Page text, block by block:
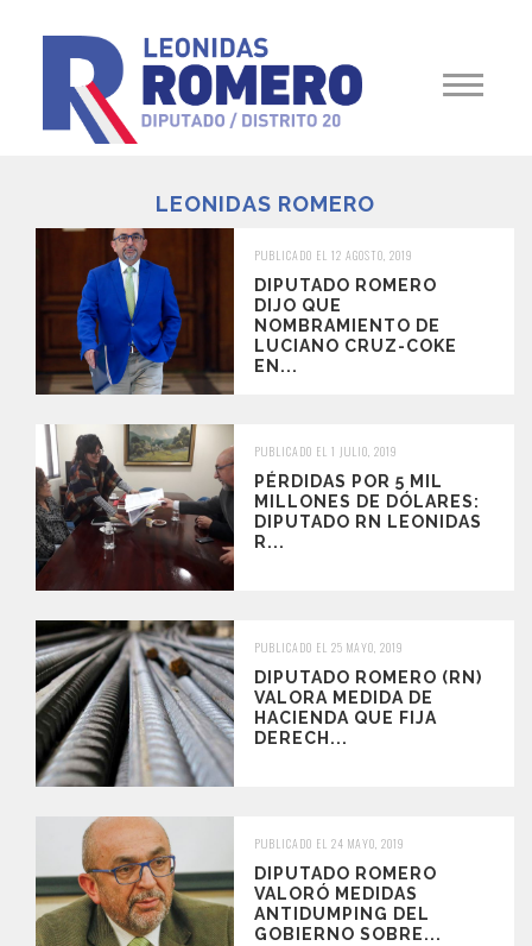
LEONIDAS ROMERO
PUBLICADO EL 12 AGOSTO, 2019
DIPUTADO ROMERO
DIJO QUE
NOMBRAMIENTO DE
LUCIANO CRUZ-COKE
EN...
PUBLICADO EL 1 JULIO, 2019
PÉRDIDAS POR 5 MIL
MILLONES DE DÓLARES:
DIPUTADO RN LEONIDAS
R...
PUBLICADO EL 25 MAYO, 2019
DIPUTADO ROMERO (RN)
VALORA MEDIDA DE
HACIENDA QUE FIJA
DERECH...
PUBLICADO EL 24 MAYO, 2019
DIPUTADO ROMERO
VALORÓ MEDIDAS
ANTIDUMPING DEL
GOBIERNO SOBRE...